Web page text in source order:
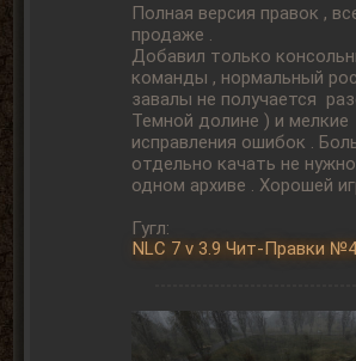
Полная версия правок ,
продаже .
Добавил только
команды , нормальный
завалы не получается
Темной долине ) и мелкие
исправления ошибок .
отдельно качать не
одном архиве . Хорошей
Гугл:
NLC 7 v 3.9 Чит-Правки